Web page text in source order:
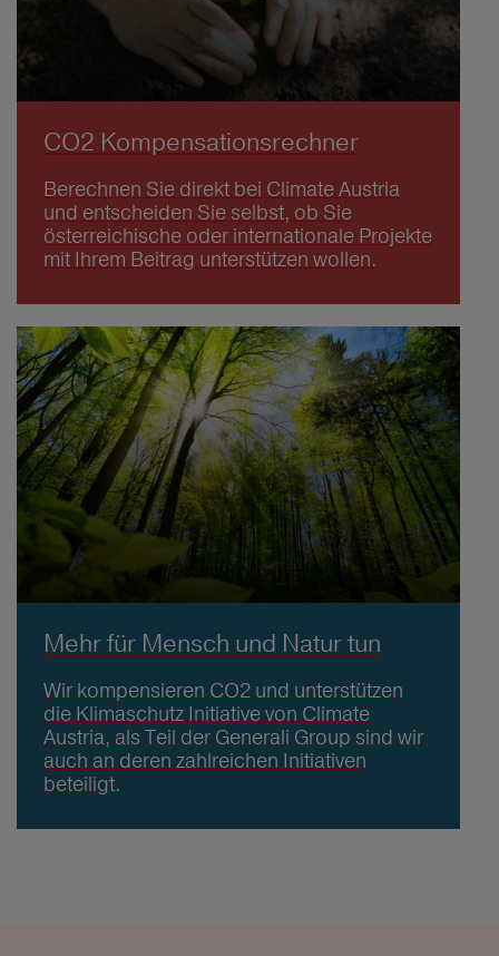
CO2 Kompensationsrechner
Berechnen Sie direkt bei Climate Austria
und entscheiden Sie selbst, ob Sie
österreichische oder internationale Projekte
mit Ihrem Beitrag unterstützen wollen.
Mehr für Mensch und Natur tun
Wir kompensieren CO2 und unterstützen
die Klimaschutz Initiative von Climate
Austria, als Teil der Generali Group sind wir
auch an deren zahlreichen Initiativen
beteiligt.